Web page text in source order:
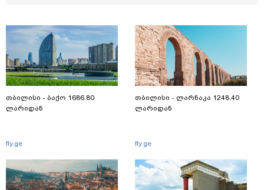
თბილისი - ბაქო 1686.80
ლარიდან
fly.ge
თბილისი - ლარნაკა 1248.40
ლარიდან
fly.ge